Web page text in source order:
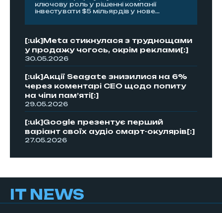
ключову роль у рішенні компанії
інвестувати $5 мільярдів у нове...
[:uk]Meta стикнулася з труднощами
у продажу чогось, окрім реклами[:]
30.05.2026
[:uk]Акції Seagate знизилися на 6%
через коментарі CEO щодо попиту
на чіпи пам’яті[:]
29.05.2026
[:uk]Google презентує перший
варіант своїх аудіо смарт-окулярів[:]
27.05.2026
IT NEWS